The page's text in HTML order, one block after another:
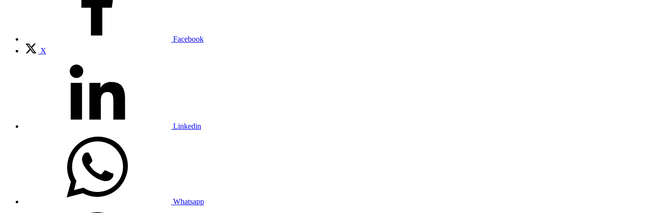
Facebook
X
Linkedin
Whatsapp